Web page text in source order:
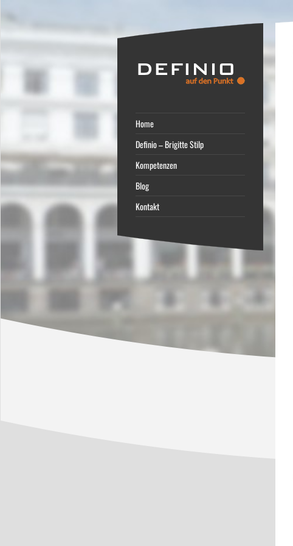
Home
Definio – Brigitte Stilp
Kompetenzen
Blog
Kontakt